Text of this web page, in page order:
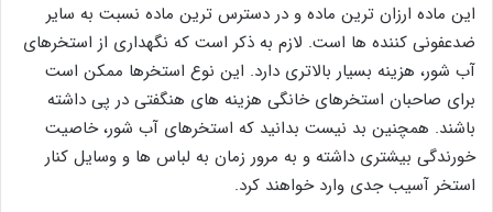
این ماده ارزان ترین ماده و در دسترس ترین ماده نسبت به سایر
ضدعفونی کننده ها است. لازم به ذکر است که نگهداری از استخرهای
آب شور، هزینه بسیار بالاتری دارد. این نوع استخرها ممکن است
برای صاحبان استخرهای خانگی هزینه های هنگفتی در پی داشته
باشند. همچنین بد نیست بدانید که استخرهای آب شور، خاصیت
خورندگی بیشتری داشته و به مرور زمان به لباس ها و وسایل کنار
استخر آسیب جدی وارد خواهند کرد.